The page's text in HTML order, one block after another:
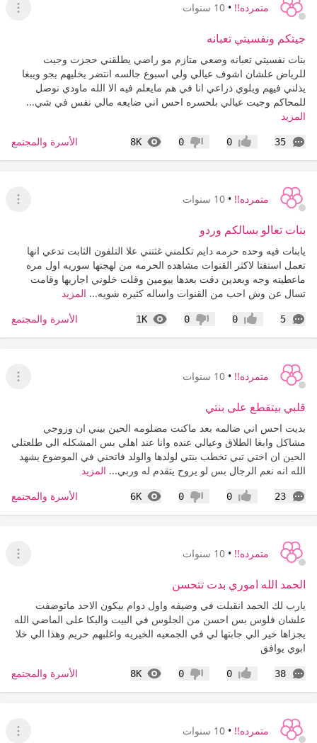
متمرده!! • 10 سنوات
عرض
جيتكم ونفسيتي تعبانه
بنات نفسيتي تعبانه وضعي متازم مو راضي يطلقني حجزت وجيت
للرياض علشان اشوف عيالي ولي اسبوع جالسه انتضر يخليهم يجو ويبغا
يذلني فيهم ويلوي ذراعي انا في هم مايعلم فيه الا الله ماودي نوصل
للمحاكم وجيت عيالي بلحسره احس اني ضايعه مالي نفس في شي...
المزيد
35
التعليقات إعجاب0 عدم إعجاب
0
8K
المشاهدات الأسرة والمجتمع
متمرده!! • 10 سنوات
عرض
بنات تعالو بسالكم وردو
يابنات فيه وحده حرمه دايم تكلمني غثتني علا التلفون الثابت تدعي انها
تعمل استفتا لاكثر القنوات مشاهده الحرمه من لهجتها سوريه اول مره
ماعطيته وجه وبعدين دقت بعدها بيومين وقلت خلوني اجاريها وقامت
تسال عن وش احب من القنوات واساله كثيره شويه... المزيد
5
التعليقات إعجاب0 عدم إعجاب
0
1K
المشاهدات الأسرة والمجتمع
متمرده!! • 10 سنوات
عرض
قلبي بيتقطع على بنتي
بديت احس اني ضالمه بعد ماكنت مضلومه الحين بيني ان وزوجي
مشاكل وابغا الطلاق وعيالي عنده وانا عند اهلي بس المشكله الي طلعتلي
الحين ان اختي تبي تخطب بنتي لولدها والولد فاتحني في الموضوع يشهد
الله انه نعم الرجال بس لو يروح يتقدم له وربي... المزيد
23
التعليقات إعجاب0 عدم إعجاب
0
6K
المشاهدات الأسرة والمجتمع
متمرده!! • 10 سنوات
عرض
الحمد الله اموري بدت تتحسن
يارب لك الحمد انقبلت في وضيفه واول دوام بيكون الاحد ماتوضفت
علشان فلوس بس احسن من الجلوس في البيت والبكا على الماضي الله
يجزاها خير الي جابتها لي في الجمعيه الخيريه واغلبهم حريم وهذا الي خلا
ابوي يوافق
38
التعليقات إعجاب0 عدم إعجاب
0
8K
المشاهدات الأسرة والمجتمع
متمرده!! • 10 سنوات عرض